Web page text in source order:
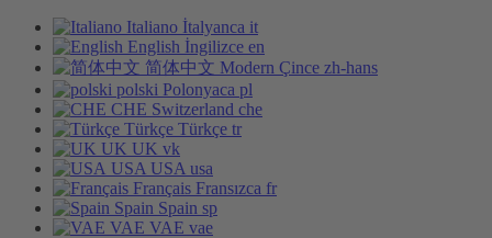
Italiano İtalyanca it
English İngilizce en
简体中文 Modern Çince zh-hans
polski Polonyaca pl
CHE Switzerland che
Türkçe Türkçe tr
UK UK vk
USA USA usa
Français Fransızca fr
Spain Spain sp
VAE VAE vae